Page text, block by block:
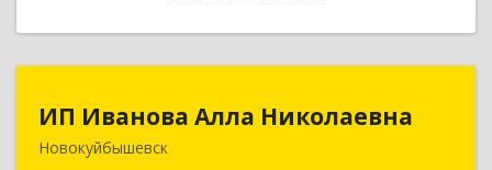
ИП Иванова Алла Николаевна
Новокуйбышевск